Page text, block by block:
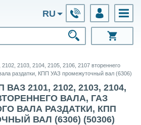
RU
2103, 2104, 2105, 2106, 2107 втореннего
раздатки, КПП УАЗ промежуточный вал (6306)
2101, 2102, 2103, 2104,
ВТОРЕННЕГО ВАЛА, ГАЗ
ВАЛА РАЗДАТКИ, КПП
ВАЛ (6306) (50306)